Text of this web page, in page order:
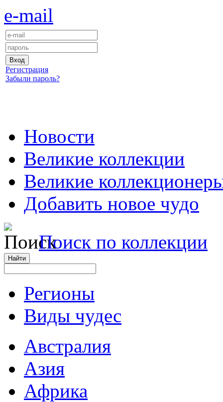
e-mail
Регистрация
Забыли пароль?
Новости
Великие коллекции
Великие
Добавить новое чудо
Поиск по коллекции
Регионы
Виды чудес
Австралия
Азия
Африка